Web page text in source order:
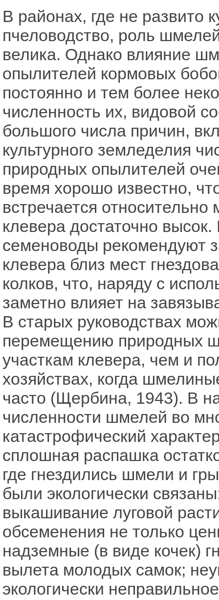
В районах, где не развито
пчеловодство, роль
велика. Однако влияние
опылителей кормовых
постоянно и тем более
численность их, видовой
большого числа причин,
культурного земледелия
природных опылителей
время хорошо известно,
встречается
клевера достаточно
семеноводы рекомендуют
клевера близ мест
колков, что, наряду с
заметно влияет на
В старых руководствах
перемещению природных
участкам клевера, чем и
хозяйствах, когда
часто (Щербина, 1943). В
численности шмелей во
катастрофический
сплошная распашка
где гнездились шмели и
были экологически
выкашивание луговой
обсеменения не только
надземные (в виде кочек)
вылета молодых самок;
экологически